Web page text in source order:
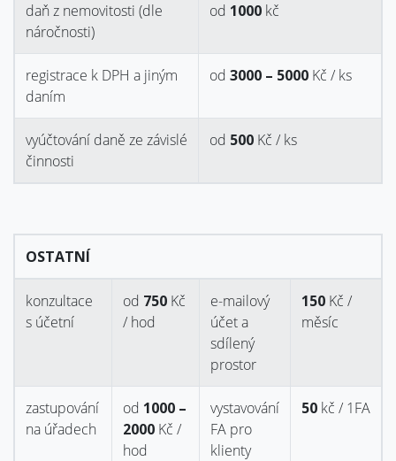
daň z nemovitosti (dle
náročnosti)
od 1000 kč
registrace k DPH a jiným
daním
od 3000 – 5000 Kč / ks
vyúčtování daně ze závislé
činnosti
od 500 Kč / ks
OSTATNÍ
konzultace
s účetní
od 750 Kč
/ hod
e-mailový
účet a
sdílený
prostor
150 Kč /
měsíc
zastupování
na úřadech
od 1000 –
2000 Kč /
hod
vystavování
FA pro
klienty
50 kč / 1FA